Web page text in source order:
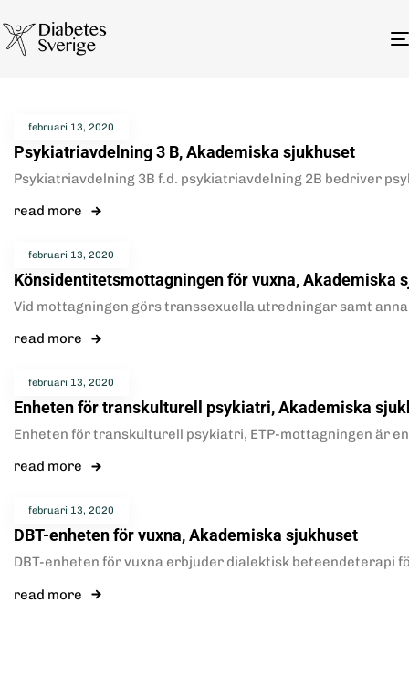
februari 13, 2020
Psykiatriavdelning 3 B, Akademiska sjukhuset
Psykiatriavdelning 3B f.d. psykiatriavdelning 2B bedriver
read more
februari 13, 2020
Könsidentitetsmottagningen för vuxna, Akademiska
Vid mottagningen görs transsexuella utredningar samt
read more
februari 13, 2020
Enheten för transkulturell psykiatri, Akademiska
Enheten för transkulturell psykiatri, ETP-mottagningen är
read more
februari 13, 2020
DBT-enheten för vuxna, Akademiska sjukhuset
DBT-enheten för vuxna erbjuder dialektisk
read more